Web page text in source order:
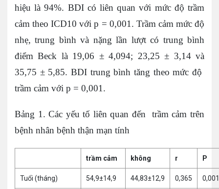
hiệu là 94%. BDI có liên quan với mức độ trầm
cảm theo ICD10 với p = 0,001. Trầm cảm mức độ
nhẹ, trung bình và nặng lần lượt có trung bình
điểm Beck là 19,06 ± 4,094; 23,25 ± 3,14 và
35,75 ± 5,85. BDI trung bình tăng theo mức độ
trầm cảm với p = 0,001.
Bảng 1. Các yếu tố liên quan đến trầm cảm trên
bệnh nhân bệnh thận mạn tính
trầm cảm không r P
Tuổi (tháng) 54,9±14,9 44,83±12,9 0,365 0,001